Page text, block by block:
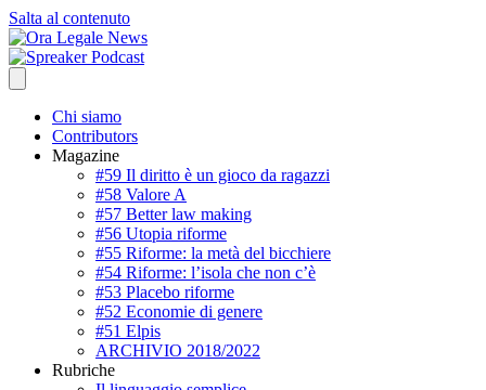
Salta al contenuto
Chi siamo
Contributors
Magazine
#59 Il diritto è un gioco da ragazzi
#58 Valore A
#57 Better law making
#56 Utopia riforme
#55 Riforme: la metà del bicchiere
#54 Riforme: l’isola che non c’è
#53 Placebo riforme
#52 Economie di genere
#51 Elpis
ARCHIVIO 2018/2022
Rubriche